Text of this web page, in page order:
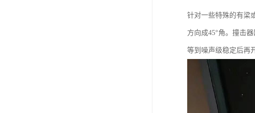
针对一些特殊的有梁
方向成45°角。撞击
等到噪声级稳定后再